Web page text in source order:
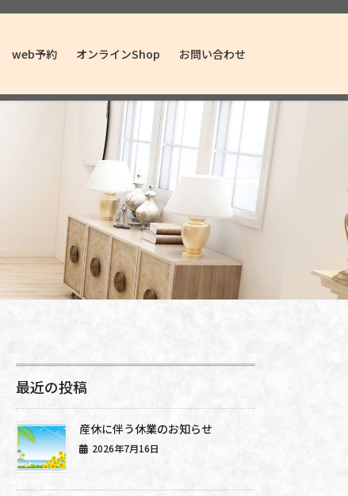
web予約 オンラインShop お問い合わせ
最近の投稿
産休に伴う休業のお知らせ
2026年7月16日